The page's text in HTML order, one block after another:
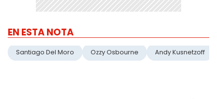
EN ESTA NOTA
Santiago Del Moro Ozzy Osbourne Andy Kusnetzoff